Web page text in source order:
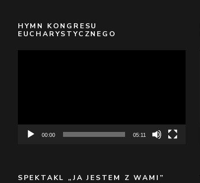
HYMN KONGRESU
EUCHARYSTYCZNEGO
00:00 05:11
SPEKTAKL „JA JESTEM Z WAMI”